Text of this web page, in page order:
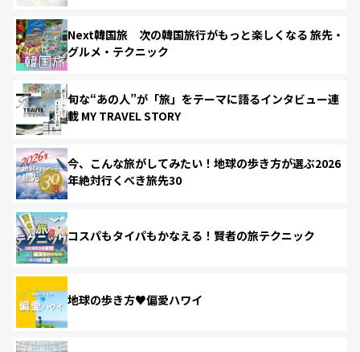
Next韓国旅 次の韓国旅行がもっと楽しくなる 旅先・
グルメ・テクニック
旬な“あの人”が「旅」をテーマに語るインタビュー連
載 MY TRAVEL STORY
今、こんな旅がしてみたい！地球の歩き方が選ぶ2026
年絶対行くべき旅先30
コスパもタイパもかなえる！賢者の旅テクニック
地球の歩き方♥偏愛ハワイ